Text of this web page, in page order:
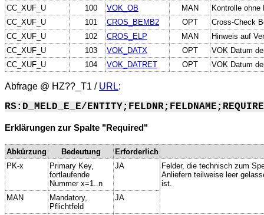
CC_XUF_U
100 VOK_OB MAN
Kontrolle
CC_XUF_U
101 CROS_BEMB2 OPT
Cross-Check
CC_XUF_U
102 CROS_ELP MAN
Hinweis auf
CC_XUF_U
103 VOK_DATX OPT
VOK Datum
CC_XUF_U
104 VOK_DATRET OPT VOK Datum
Abfrage @ HZ??_T1 / URL:
RS:D_MELD_E_E/
Erklärungen zur Spalte "Required"
Abkürzung Bedeutung
Erforderlich
PK-x
Primary Key,
fortlaufende
Nummer x=1..n
JA
Felder, die technisch zum
Anliefern teilweise leer
ist.
MAN
Mandatory,
Pflichtfeld
JA